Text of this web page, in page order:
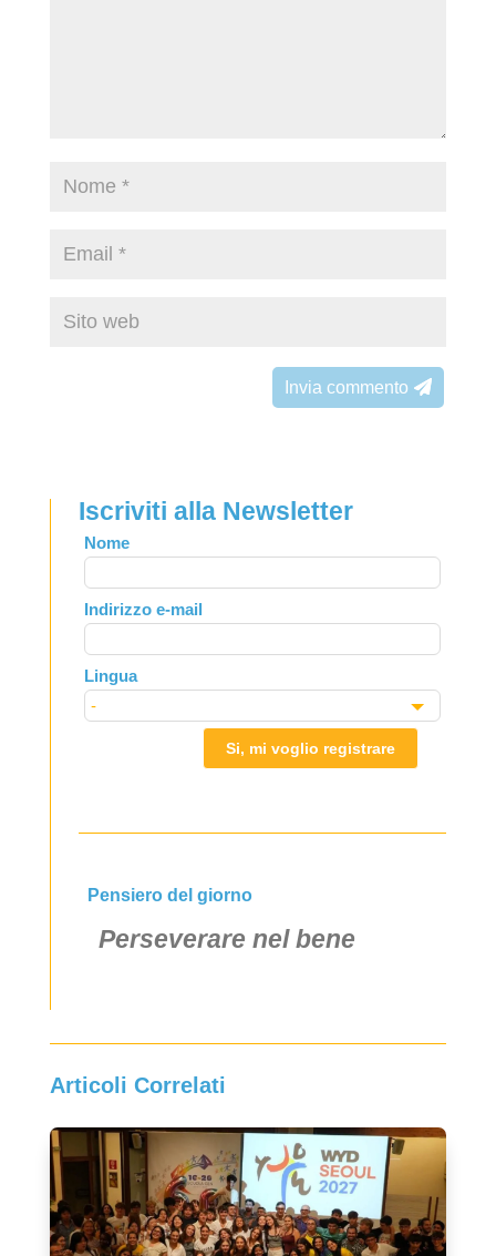
Invia commento
Iscriviti alla Newsletter
Leave
this
field
blank
Nome
Indirizzo e-mail
Lingua
Si, mi voglio registrare
Pensiero del giorno
Perseverare nel bene
Articoli Correlati